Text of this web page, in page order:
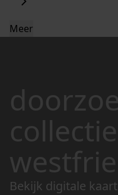
Meer
Bekijk digitale